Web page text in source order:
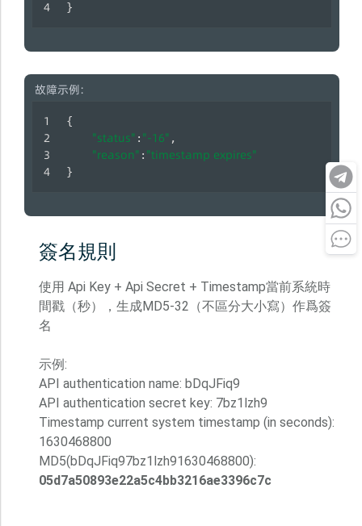
}
故障示例:
{
"status" : "-16" ,
"reason" : "timestamp expires"
}
簽名規則
使用 Api Key + Api Secret + Timestamp當前系統時
間戳（秒），生成MD5-32（不區分大小寫）作爲簽
名
示例:
API authentication name: bDqJFiq9
API authentication secret key: 7bz1lzh9
Timestamp current system timestamp (in seconds):
1630468800
MD5(bDqJFiq97bz1lzh91630468800):
05d7a50893e22a5c4bb3216ae3396c7c